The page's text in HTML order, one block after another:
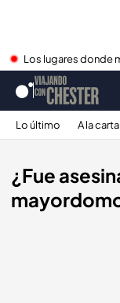
Los lugares donde
Lo último A la carta
¿Fue